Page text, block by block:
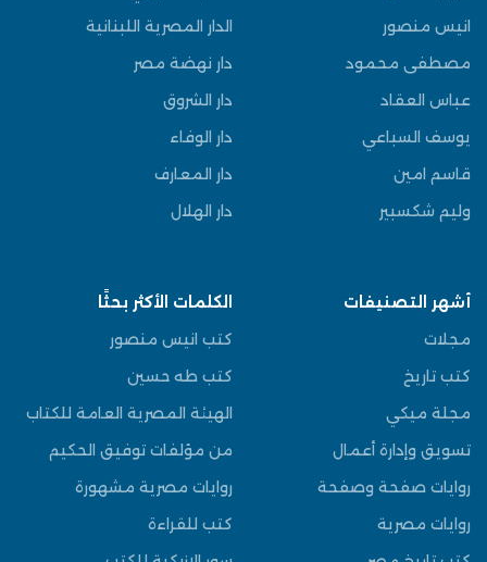
انيس منصور
مصطفى محمود
عباس العقاد
يوسف السباعي
قاسم امين
وليم شكسبير
الدار المصرية اللبنانية
دار نهضة مصر
دار الشروق
دار الوفاء
دار المعارف
دار الهلال
أشهر التصنيفات
مجلات
كتب تاريخ
مجلة ميكي
تسويق وإدارة أعمال
روايات صفحة وصفحة
روايات مصرية
الكلمات الأكثر بحثًا
كتب انيس منصور
كتب طه حسين
الهيئة المصرية العامة للكتاب
من مؤلفات توفيق الحكيم
روايات مصرية مشهورة
كتب للقراءة